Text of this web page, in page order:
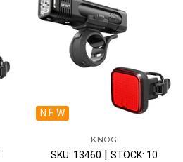
N E W
KNOG
SKU: 13460 | STOCK: 10